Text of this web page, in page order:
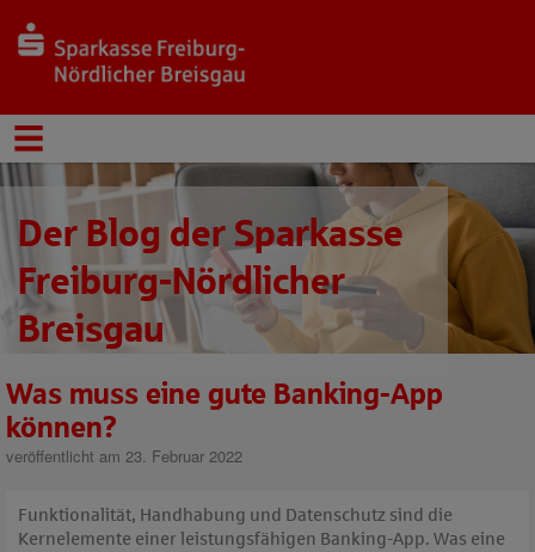
Der Blog der Sparkasse
Freiburg-Nördlicher
Breisgau
Was muss eine gute Banking-App
können?
veröffentlicht am 23. Februar 2022
Funktionalität, Handhabung und Datenschutz sind die
Kernelemente einer leistungsfähigen Banking-App. Was eine